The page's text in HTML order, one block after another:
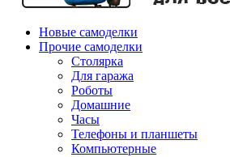
Новые самоделки
Прочие самоделки
Столярка
Для гаража
Роботы
Домашние
Часы
Телефоны и планшеты
Компьютерные